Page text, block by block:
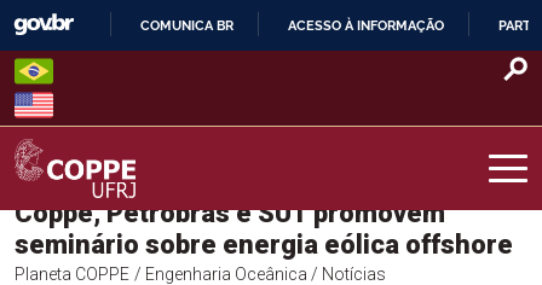
Skip
content
O
COMUNICA BR ACESSO À INFORMAÇÃO
COPPE – UFRJ
Coppe, Petrobras e SUT promovem
seminário sobre energia eólica offshore
Planeta COPPE / Engenharia Oceânica / Notícias